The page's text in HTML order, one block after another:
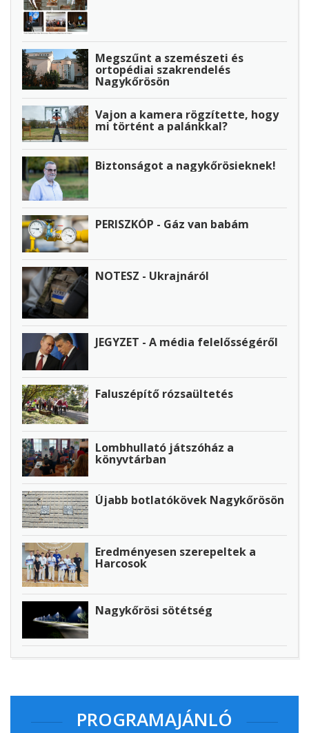
Megszűnt a szemészeti és
ortopédiai szakrendelés
Nagykőrösön
Vajon a kamera rögzítette, hogy
mi történt a palánkkal?
Biztonságot a nagykőrösieknek!
PERISZKÓP - Gáz van babám
NOTESZ - Ukrajnáról
JEGYZET - A média felelősségéről
Faluszépítő rózsaültetés
Lombhullató játszóház a
könyvtárban
Újabb botlatókövek Nagykőrösön
Eredményesen szerepeltek a
Harcosok
Nagykőrösi sötétség
PROGRAMAJÁNLÓ